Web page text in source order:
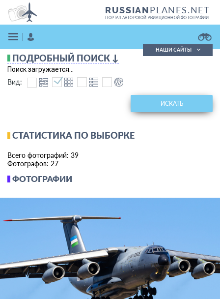
RUSSIANPLANES.NET
ПОРТАЛ АВТОРСКОЙ АВИАЦИОННОЙ ФОТОГРАФИИ
Поиск в реестре
Кратко
Подробно
НАШИ САЙТЫ
ФОТОГРАФИИ
ПОДРОБНЫЙ ПОИСК ↓
Поиск загружается...
Вид:
ИСКАТЬ
СТАТИСТИКА ПО ВЫБОРКЕ
Всего фотографий: 39
Фотографов: 27